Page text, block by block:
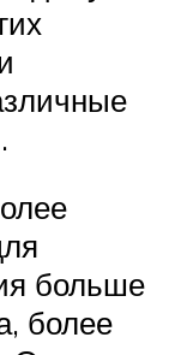
больше
более